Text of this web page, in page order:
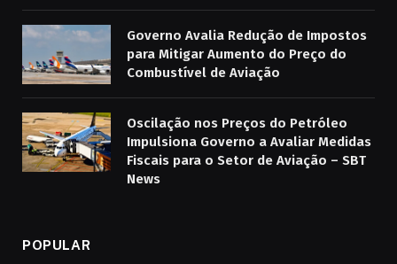
Governo Avalia Redução de Impostos
para Mitigar Aumento do Preço do
Combustível de Aviação
Oscilação nos Preços do Petróleo
Impulsiona Governo a Avaliar Medidas
Fiscais para o Setor de Aviação – SBT
News
POPULAR